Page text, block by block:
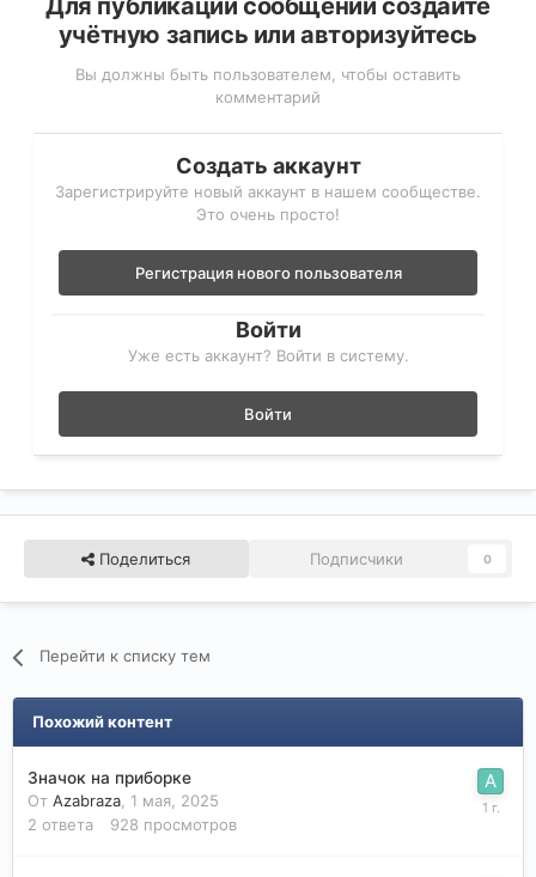
Для публикации сообщений создайте
учётную запись или авторизуйтесь
Вы должны быть пользователем, чтобы оставить
комментарий
Создать аккаунт
Зарегистрируйте новый аккаунт в нашем сообществе.
Это очень просто!
Регистрация нового пользователя
Войти
Уже есть аккаунт? Войти в систему.
Войти
Поделиться Подписчики 0
Перейти к списку тем
Похожий контент
Значок на приборке
От Azabraza, 1 мая, 2025
2 ответа 928 просмотров